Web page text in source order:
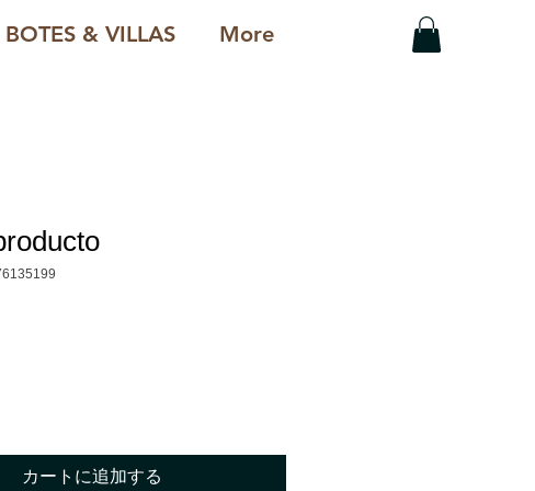
& VILLAS More
カートに追加する